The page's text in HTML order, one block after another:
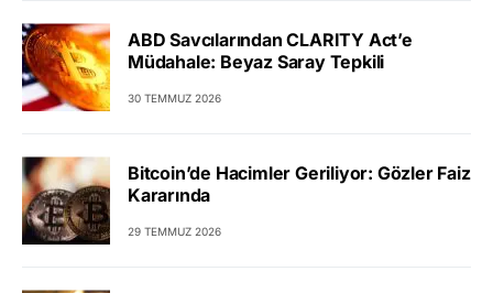
ABD Savcılarından CLARITY Act’e
Müdahale: Beyaz Saray Tepkili
30 TEMMUZ 2026
Bitcoin’de Hacimler Geriliyor: Gözler Faiz
Kararında
29 TEMMUZ 2026